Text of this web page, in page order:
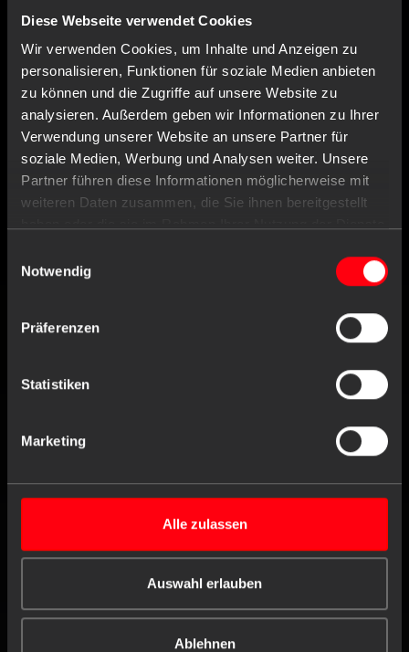
Diese Webseite verwendet Cookies
Wir verwenden Cookies, um Inhalte und Anzeigen zu
personalisieren, Funktionen für soziale Medien anbieten
zu können und die Zugriffe auf unsere Website zu
analysieren. Außerdem geben wir Informationen zu Ihrer
Verwendung unserer Website an unsere Partner für
soziale Medien, Werbung und Analysen weiter. Unsere
Partner führen diese Informationen möglicherweise mit
weiteren Daten zusammen, die Sie ihnen bereitgestellt
Notwendig
Präferenzen
Statistiken
Marketing
Alle zulassen
Auswahl erlauben
Ablehnen
Mehr lesen
AMPRI KONTAKTIEREN
AMPri Handelsgesellschaft mbH
Benzstraße 16
21423 Winsen/Luhe
Fax
+49 (0) 4171 / 84 80-190
Geschäftszeiten
Kontaktformular
FOLGEN